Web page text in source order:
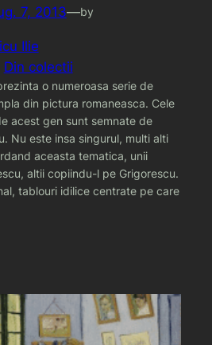
7, 2013—by
Ilie
Din colectii
o numeroasa serie de
din pictura romaneasca. Cele
acest gen sunt semnate de
Nu este insa singurul, multi alti
aceasta tematica, unii
altii copiindu-l pe Grigorescu.
tablouri idilice centrate pe care